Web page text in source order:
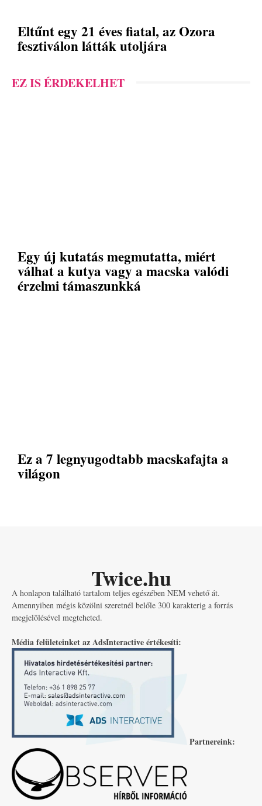
Eltűnt egy 21 éves fiatal, az Ozora
fesztiválon látták utoljára
EZ IS ÉRDEKELHET
Egy új kutatás megmutatta, miért
válhat a kutya vagy a macska valódi
érzelmi támaszunkká
Ez a 7 legnyugodtabb macskafajta a
világon
Twice.hu
A honlapon található tartalom teljes egészében NEM vehető át.
Amennyiben mégis közölni szeretnél belőle 300 karakterig a forrás
megjelölésével megteheted.
Média felületeinket az AdsInteractive értékesíti:
Partnereink: